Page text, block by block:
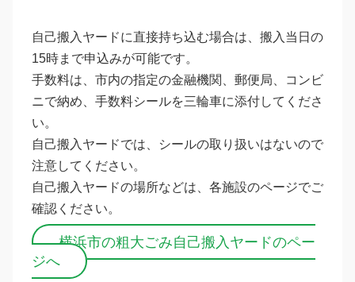
自己搬入ヤードに直接持ち込む場合は、搬入当日の
15時まで申込みが可能です。
手数料は、市内の指定の金融機関、郵便局、コンビ
ニで納め、手数料シールを三輪車に添付してくださ
い。
自己搬入ヤードでは、シールの取り扱いはないので
注意してください。
自己搬入ヤードの場所などは、各施設のページでご
確認ください。
横浜市の粗大ごみ自己搬入ヤードのペー
ジへ